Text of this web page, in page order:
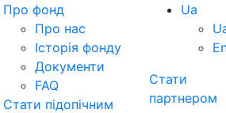
Про фонд
Про нас
Історія фонду
Документи
FAQ
Стати підопічним
Ua
Стати
партнером